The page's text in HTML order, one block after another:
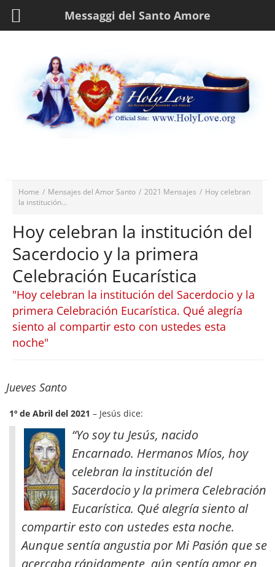
Home / Mensajes del Amor Santo / 2021 Mensajes / Hoy celebran
la institución...
Hoy celebran la institución del
Sacerdocio y la primera
Celebración Eucarística
"Hoy celebran la institución del Sacerdocio y la
primera Celebración Eucarística. Qué alegría
siento al compartir esto con ustedes esta
noche"
Jueves Santo
1º de Abril del 2021 – Jesús dice:
“Yo soy tu Jesús, nacido
Encarnado. Hermanos Míos, hoy
celebran la institución del
Sacerdocio y la primera Celebración
Eucarística. Qué alegría siento al
compartir esto con ustedes esta noche.
Aunque sentía angustia por Mi Pasión que se
acercaba rápidamente, aún sentía amor en
Messaggi del Santo Amore